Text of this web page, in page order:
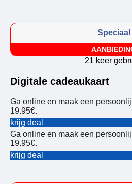
Speciaal
21 keer
Digitale cadeaukaart
Ga online en maak een
19.95€.
krijg deal
Ga online en maak een
19.95€.
krijg deal